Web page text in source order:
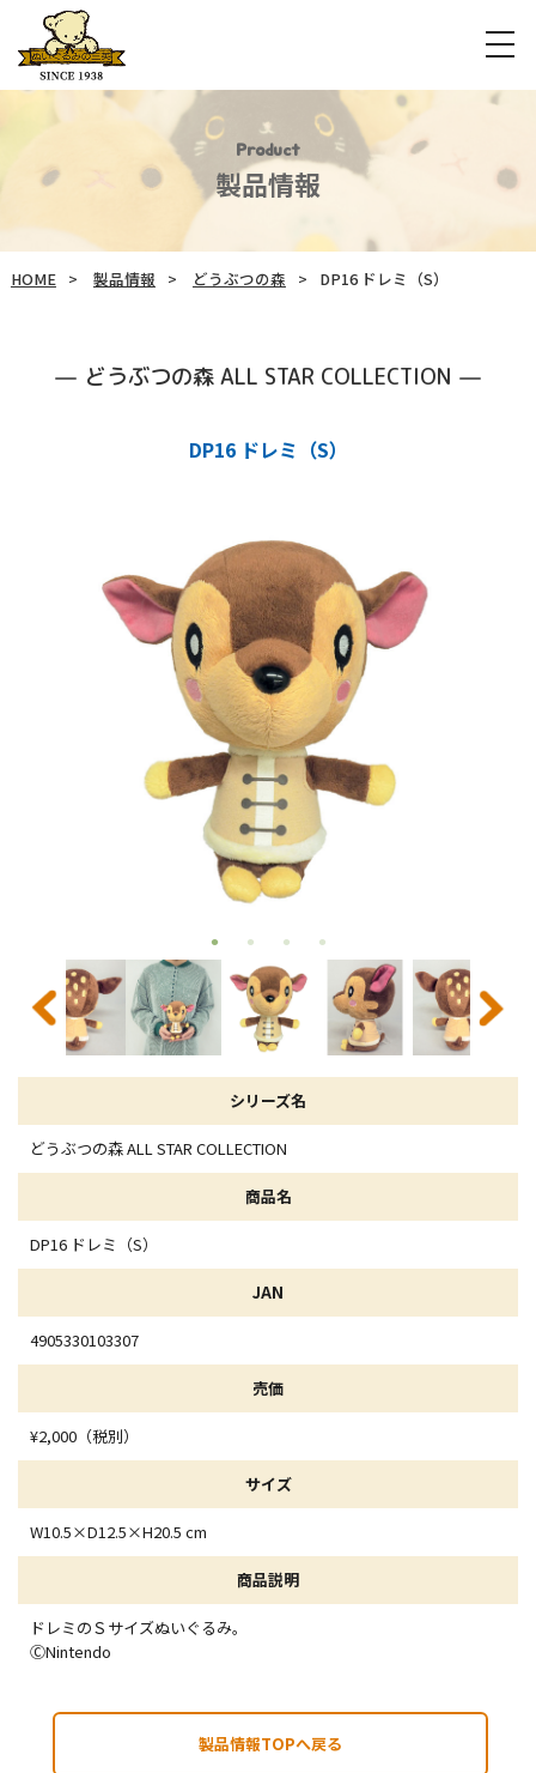
Product
製品情報
HOME 製品情報 どうぶつの森 DP16 ドレミ（S）
どうぶつの森 ALL STAR COLLECTION
DP16 ドレミ（S）
シリーズ名
どうぶつの森 ALL STAR COLLECTION
商品名
DP16 ドレミ（S）
JAN
4905330103307
売価
¥2,000（税別）
サイズ
W10.5×D12.5×H20.5 cm
商品説明
ドレミのＳサイズぬいぐるみ。
ⒸNintendo
製品情報TOPへ戻る